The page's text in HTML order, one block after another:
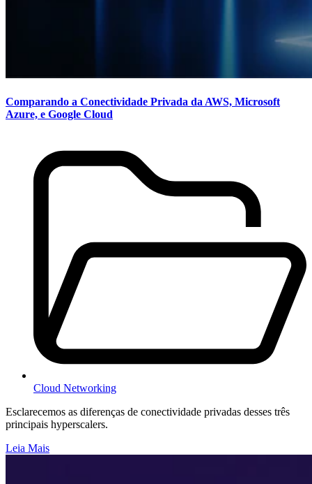
Comparando a Conectividade Privada da AWS, Microsoft
Azure, e Google Cloud
Cloud Networking
Esclarecemos as diferenças de conectividade privadas desses três
principais hyperscalers.
Leia Mais